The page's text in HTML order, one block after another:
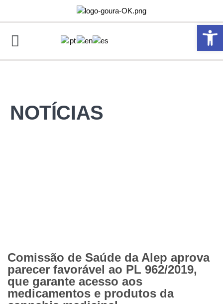
NOTÍCIAS
Comissão de Saúde da Alep aprova
parecer favorável ao PL 962/2019,
que garante acesso aos
medicamentos e produtos da
Abrir